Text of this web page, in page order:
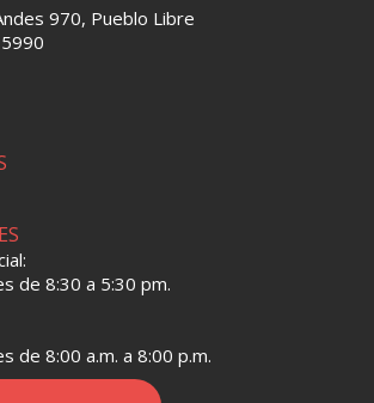
970, Pueblo Libre
de 8:30 a 5:30 pm.
de 8:00 a.m. a 8:00 p.m.